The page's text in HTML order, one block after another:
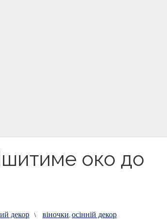
око до
декор \ віночки,осінній декор